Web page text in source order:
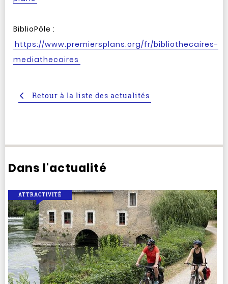
BiblioPôle :
https://www.premiersplans.org/fr/bibliothecaires-
mediathecaires
Retour à la liste des actualités
Dans l'actualité
ATTRACTIVITÉ